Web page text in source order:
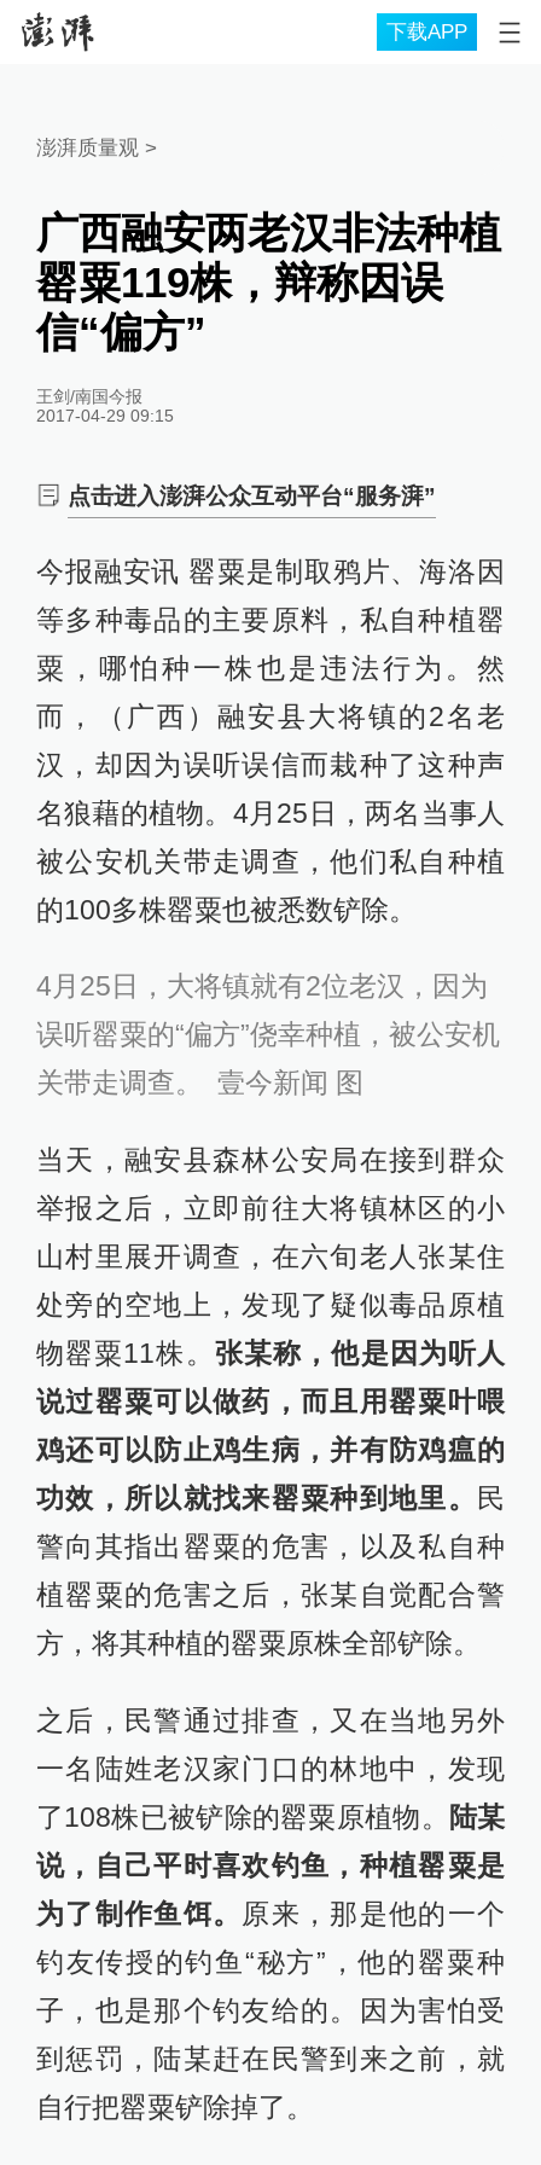
下载APP
澎湃质量观>
广西融安两老汉非法种植
罂粟119株，辩称因误
信“偏方”
王剑/南国今报
2017-04-29 09:15
点击进入澎湃公众互动平台“服务湃”
今报融安讯 罂粟是制取鸦片、海洛因
等多种毒品的主要原料，私自种植罂
粟，哪怕种一株也是违法行为。然
而，（广西）融安县大将镇的2名老
汉，却因为误听误信而栽种了这种声
名狼藉的植物。4月25日，两名当事人
被公安机关带走调查，他们私自种植
的100多株罂粟也被悉数铲除。
4月25日，大将镇就有2位老汉，因为
误听罂粟的“偏方”侥幸种植，被公安机
关带走调查。 壹今新闻 图
当天，融安县森林公安局在接到群众
举报之后，立即前往大将镇林区的小
山村里展开调查，在六旬老人张某住
处旁的空地上，发现了疑似毒品原植
物罂粟11株。 张某称，他是因为听人
说过罂粟可以做药，而且用罂粟叶喂
鸡还可以防止鸡生病，并有防鸡瘟的
功效，所以就找来罂粟种到地里。 民
警向其指出罂粟的危害，以及私自种
植罂粟的危害之后，张某自觉配合警
方，将其种植的罂粟原株全部铲除。
之后，民警通过排查，又在当地另外
一名陆姓老汉家门口的林地中，发现
了108株已被铲除的罂粟原植物。
陆某
说，自己平时喜欢钓鱼，种植罂粟是
为了制作鱼饵。 原来，那是他的一个
钓友传授的钓鱼“秘方”，他的罂粟种
子，也是那个钓友给的。因为害怕受
到惩罚，陆某赶在民警到来之前，就
自行把罂粟铲除掉了。